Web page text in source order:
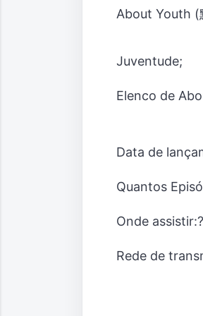
About Youth (
Juventude;
Elenco de
Data de
Quantos
Onde assistir:?
Rede de